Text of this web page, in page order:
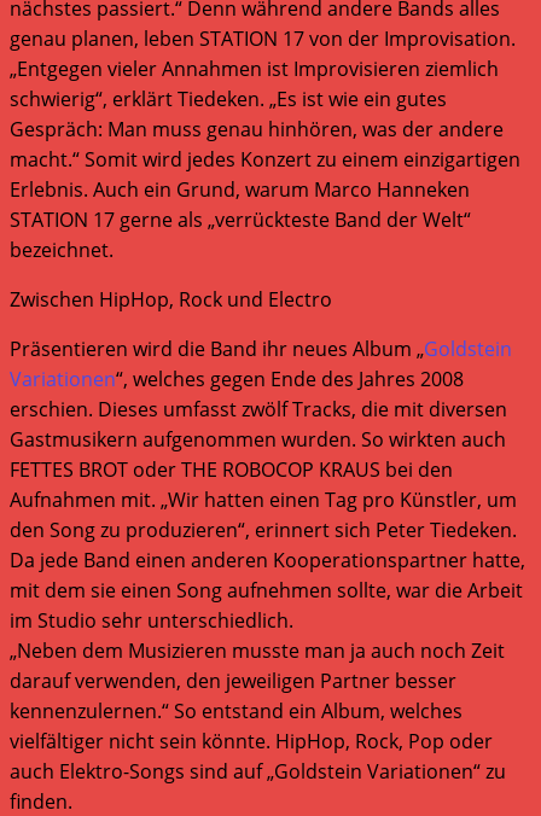
nächstes passiert.“ Denn während andere Bands alles
genau planen, leben STATION 17 von der Improvisation.
„Entgegen vieler Annahmen ist Improvisieren ziemlich
schwierig“, erklärt Tiedeken. „Es ist wie ein gutes
Gespräch: Man muss genau hinhören, was der andere
macht.“ Somit wird jedes Konzert zu einem einzigartigen
Erlebnis. Auch ein Grund, warum Marco Hanneken
STATION 17 gerne als „verrückteste Band der Welt“
bezeichnet.
Zwischen HipHop, Rock und Electro
Präsentieren wird die Band ihr neues Album „Goldstein
Variationen“, welches gegen Ende des Jahres 2008
erschien. Dieses umfasst zwölf Tracks, die mit diversen
Gastmusikern aufgenommen wurden. So wirkten auch
FETTES BROT oder THE ROBOCOP KRAUS bei den
Aufnahmen mit. „Wir hatten einen Tag pro Künstler, um
den Song zu produzieren“, erinnert sich Peter Tiedeken.
Da jede Band einen anderen Kooperationspartner hatte,
mit dem sie einen Song aufnehmen sollte, war die Arbeit
im Studio sehr unterschiedlich.
„Neben dem Musizieren musste man ja auch noch Zeit
darauf verwenden, den jeweiligen Partner besser
kennenzulernen.“ So entstand ein Album, welches
vielfältiger nicht sein könnte. HipHop, Rock, Pop oder
auch Elektro-Songs sind auf „Goldstein Variationen“ zu
finden.